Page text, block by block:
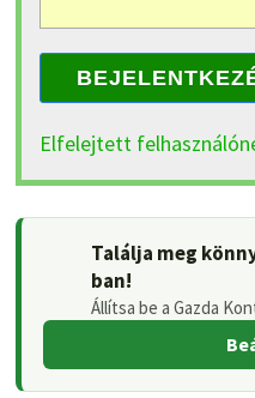
Elfelejtett
Találja meg
ban!
Állítsa be a Gazda